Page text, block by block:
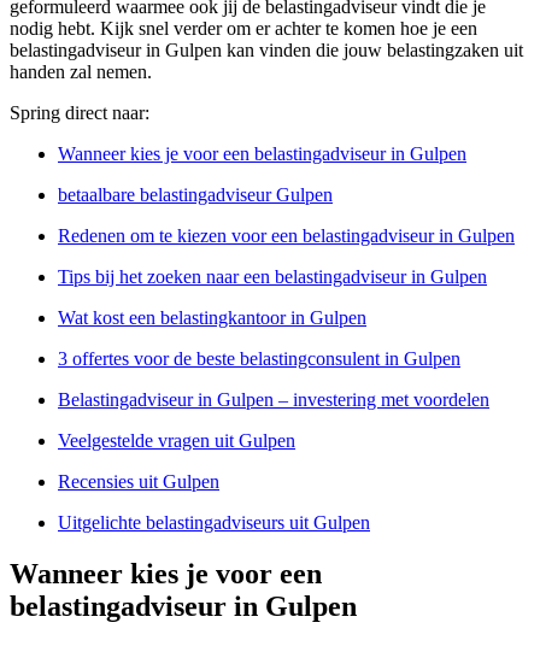
geformuleerd waarmee ook jij de belastingadviseur vindt die je
nodig hebt. Kijk snel verder om er achter te komen hoe je een
belastingadviseur in Gulpen kan vinden die jouw belastingzaken uit
handen zal nemen.
Spring direct naar:
Wanneer kies je voor een belastingadviseur in Gulpen
betaalbare belastingadviseur Gulpen
Redenen om te kiezen voor een belastingadviseur in Gulpen
Tips bij het zoeken naar een belastingadviseur in Gulpen
Wat kost een belastingkantoor in Gulpen
3 offertes voor de beste belastingconsulent in Gulpen
Belastingadviseur in Gulpen – investering met voordelen
Veelgestelde vragen uit Gulpen
Recensies uit Gulpen
Uitgelichte belastingadviseurs uit Gulpen
Wanneer kies je voor een
belastingadviseur in Gulpen